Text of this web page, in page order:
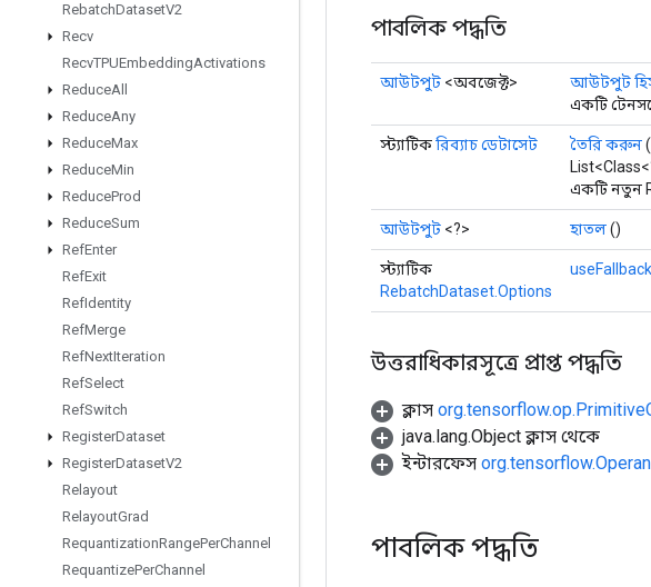
RebatchDatasetV2
Recv
RecvTPUEmbeddingActivations
ReduceAll
ReduceAny
ReduceMax
ReduceMin
ReduceProd
ReduceSum
RefEnter
RefExit
RefIdentity
RefMerge
RefNextIteration
RefSelect
RefSwitch
RegisterDataset
RegisterDatasetV2
Relayout
RelayoutGrad
RequantizationRangePerChannel
RequantizePerChannel
পাবলিক পদ্ধতি
আউটপুট <অবজেক্ট> আউটপুট
একটি
স্ট্যাটিকরিব্যাচ ডেটাসেট তৈরি করুন(
একটি নতুন
আউটপুট <?> হাতল()
স্ট্যাটিক
RebatchDataset.Options
useFallback
উত্তরাধিকারসূত্রে প্রাপ্ত পদ্ধতি
ক্লাস
java.lang.Object ক্লাস থেকে
ইন্টারফেস
পাবলিক পদ্ধতি